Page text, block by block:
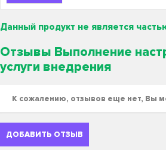
Данный продукт не является
Отзывы Выполнение
услуги внедрения
К сожалению, отзывов еще нет, Вы
ДОБАВИТЬ ОТЗЫВ